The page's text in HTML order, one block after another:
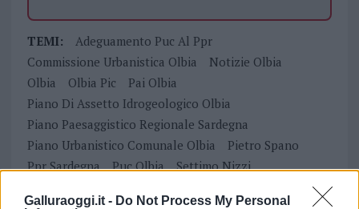
Galluraoggi.it - Do Not Process My Personal
TEMI:
Adeguamento Puc Al Ppr
Commissione Urbanistica Olbia
Notizie Olbia
Olbia
Olbia Pic
Pai Olbia
Piano Di Assetto Idrogeologico Olbia
Piano Paesaggistico Regionale Sardegna
Piano Urbanistico Comunale Olbia
Pietro Spano
Ppr Sardegna
Puc Olbia
Settimo Nizzi